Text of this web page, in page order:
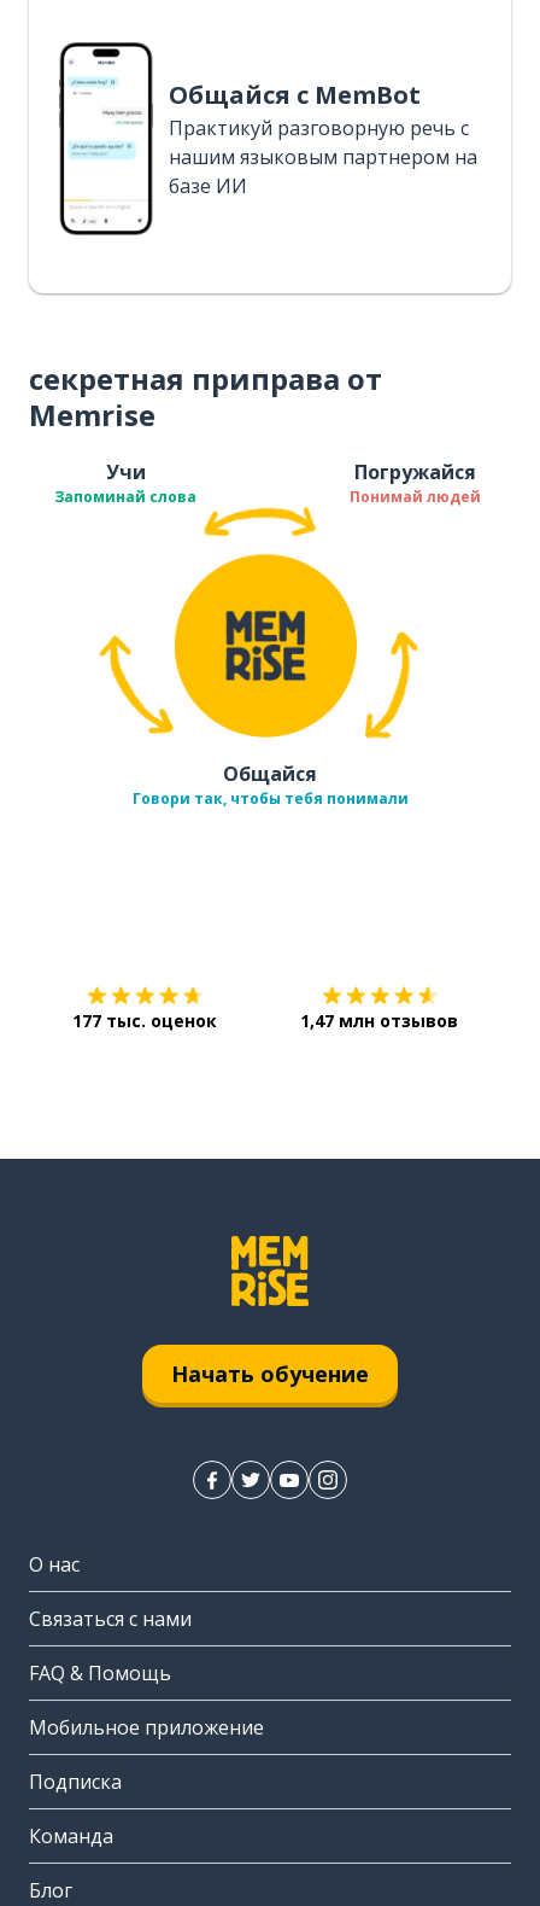
Общайся с MemBot
Практикуй разговорную речь с
нашим языковым партнером на
базе ИИ
секретная приправа от
Memrise
Учи
Запоминай слова
Погружайся
Понимай людей
Общайся
Говори так, чтобы тебя понимали
177 тыс. оценок 1,47 млн отзывов
Начать обучение
О нас
Связаться с нами
FAQ & Помощь
Мобильное приложение
Подписка
Команда
Блог